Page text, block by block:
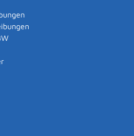
(ÖPNV). Sie plant,
bewirbt insbesondere die
Schienenpersonennahverkehr
die NVBW als Fachstelle für
berät und bearbeitet
den Bereichen
und Innovative Bedienkonzepte.
für nachhaltige
im Bereich Neue Mobilität die
und Klimaschutz und